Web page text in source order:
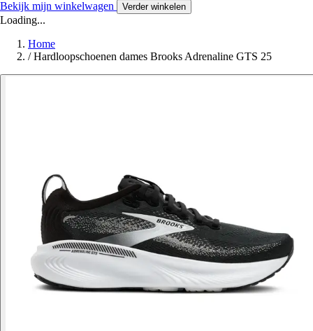
Bekijk mijn winkelwagen Verder winkelen
Loading...
Home
/ Hardloopschoenen dames Brooks Adrenaline GTS 25